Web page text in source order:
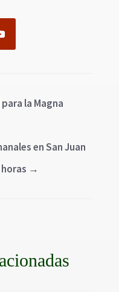
la Magna
en San Juan
→